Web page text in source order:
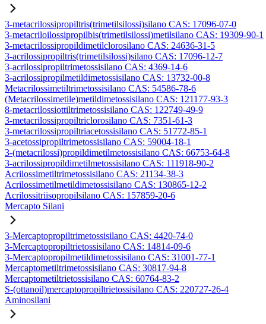
3-metacrilossipropiltris(trimetilsilossi)silano CAS: 17096-07-0
3-metacriloilossipropilbis(trimetilsilossi)metilsilano CAS: 19309-90-1
3-metacrilossipropildimetilclorosilano CAS: 24636-31-5
3-acrilossipropiltris(trimetilsilossi)silano CAS: 17096-12-7
3-acrilossipropiltrimetossisilano CAS: 4369-14-6
3-acrilossipropilmetildimetossisilano CAS: 13732-00-8
Metacrilossimetiltrimetossisilano CAS: 54586-78-6
(Metacrilossimetile)metildimetossisilano CAS: 121177-93-3
8-metacrilossiottiltrimetossisilano CAS: 122749-49-9
3-metacrilossipropiltriclorosilano CAS: 7351-61-3
3-metacrilossipropiltriacetossisilano CAS: 51772-85-1
3-acetossipropiltrimetossisilano CAS: 59004-18-1
3-(metacrilossi)propildimetilmetossisilano CAS: 66753-64-8
3-acrilossipropildimetilmetossisilano CAS: 111918-90-2
Acrilossimetiltrimetossisilano CAS: 21134-38-3
Acrilossimetilmetildimetossisilano CAS: 130865-12-2
Acrilossitriisopropilsilano CAS: 157859-20-6
Mercapto Silani
3-Mercaptopropiltrimetossisilano CAS: 4420-74-0
3-Mercaptopropiltrietossisilano CAS: 14814-09-6
3-Mercaptopropilmetildimetossisilano CAS: 31001-77-1
Mercaptometiltrimetossisilano CAS: 30817-94-8
Mercaptometiltrietossisilano CAS: 60764-83-2
S-(ottanoil)mercaptopropiltrietossisilano CAS: 220727-26-4
Aminosilani